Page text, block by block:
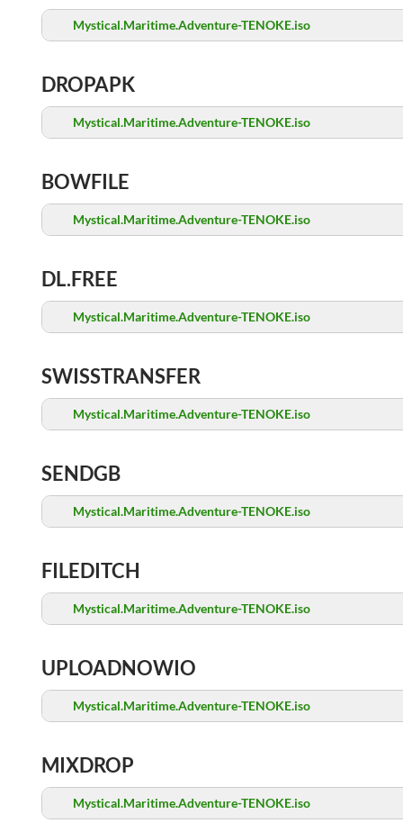
Mystical.Maritime.Adventure-TENOKE.iso
DROPAPK
Mystical.Maritime.Adventure-TENOKE.iso
BOWFILE
Mystical.Maritime.Adventure-TENOKE.iso
DL.FREE
Mystical.Maritime.Adventure-TENOKE.iso
SWISSTRANSFER
Mystical.Maritime.Adventure-TENOKE.iso
SENDGB
Mystical.Maritime.Adventure-TENOKE.iso
FILEDITCH
Mystical.Maritime.Adventure-TENOKE.iso
UPLOADNOWIO
Mystical.Maritime.Adventure-TENOKE.iso
MIXDROP
Mystical.Maritime.Adventure-TENOKE.iso